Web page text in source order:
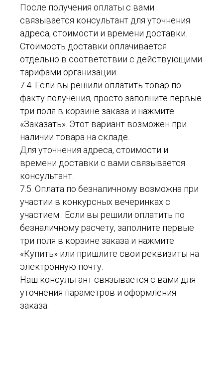
После получения оплаты с вами
связывается консультант для уточнения
адреса, стоимости и времени доставки.
Стоимость доставки оплачивается
отдельно в соответствии с действующими
тарифами организации.
7.4. Если вы решили оплатить товар по
факту получения, просто заполните первые
три поля в корзине заказа и нажмите
«Заказать». Этот вариант возможен при
наличии товара на складе.
Для уточнения адреса, стоимости и
времени доставки с вами связывается
консультант.
7.5. Оплата по безналичному возможна при
участии в конкурсных вечеринках с
участием . Если вы решили оплатить по
безналичному расчету, заполните первые
три поля в корзине заказа и нажмите
«Купить» или пришлите свои реквизиты на
электронную почту.
Наш консультант связывается с вами для
уточнения параметров и оформления
заказа.